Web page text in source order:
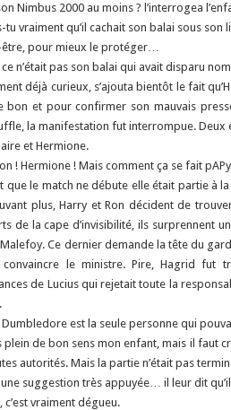
Nimbus 2000 au moins ? l’interrogea
tu vraiment qu’il cachait son balai sous son
être, pour mieux le protéger…
ce n’était pas son balai qui avait disparu
déjà curieux, s’ajouta bientôt le fait
bon et pour confirmer son mauvais
la manifestation fut interrompue. Deux
et Hermione.
! Hermione ! Mais comment ça se fait pAPy
que le match ne débute elle était partie à
plus, Harry et Ron décident de
de la cape d’invisibilité, ils surprennent
Ce dernier demande la tête du
le ministre. Pire, Hagrid fut
de Lucius qui rejetait toute la
Dumbledore est la seule personne qui
plein de bon sens mon enfant, mais il faut
autorités. Mais la partie n’était pas
une suggestion très appuyée… il leur dit
c’est vraiment dégueu.